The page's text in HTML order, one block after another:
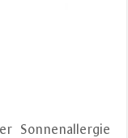
Sonnenallergie